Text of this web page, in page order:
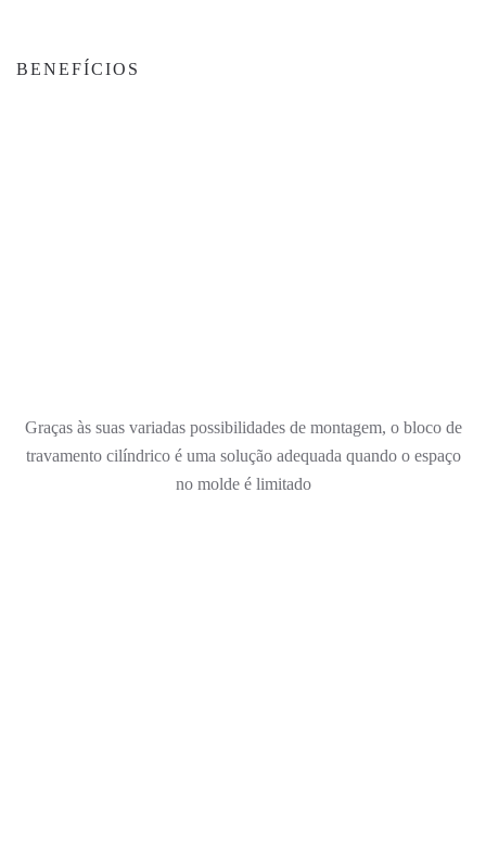
BENEFÍCIOS
Graças às suas variadas possibilidades de montagem, o bloco de
travamento cilíndrico é uma solução adequada quando o espaço
no molde é limitado